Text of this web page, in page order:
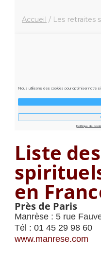
Liste
en
Près de Paris
Manrèse : 5 rue
Tél : 01 45 29 98 60
www.manrese.com